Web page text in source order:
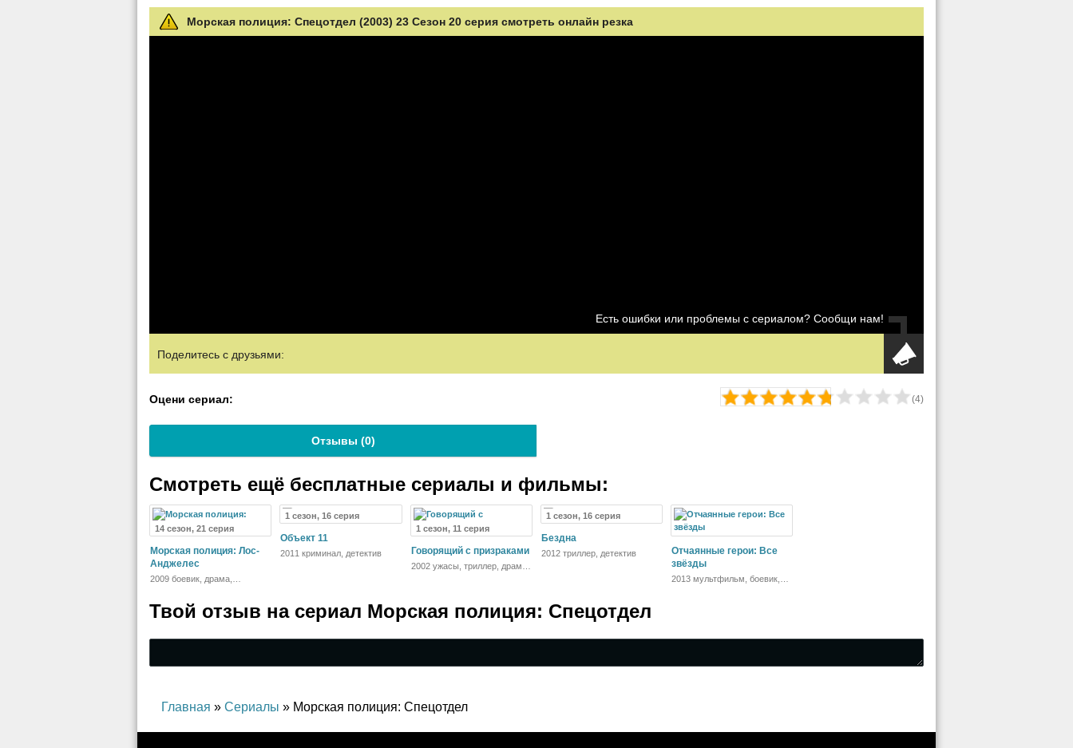
Морская полиция: Спецотдел (2003) 23 Сезон 20 серия смотреть онлайн резка
Есть ошибки или проблемы с сериалом? Сообщи нам!
Поделитесь с друзьями:
Оцени сериал: (4)
Отзывы (0)
Смотреть ещё бесплатные сериалы и фильмы:
14 сезон, 21 серия
Морская полиция: Лос-
Анджелес
2009 боевик, драма,
1 сезон, 16 серия
Объект 11
2011 криминал, детектив
1 сезон, 11 серия
Говорящий с призраками
2002 ужасы, триллер, драма,
1 сезон, 16 серия
Бездна
2012 триллер, детектив
Отчаянные герои: Все
звёзды
2013 мультфильм, боевик,
Твой отзыв на сериал Морская полиция: Спецотдел
Главная » Сериалы » Морская полиция: Спецотдел